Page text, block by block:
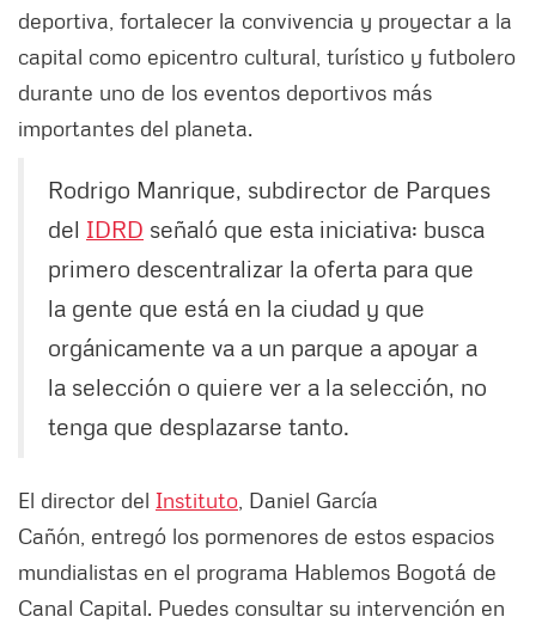
deportiva, fortalecer la convivencia y proyectar a la
capital como epicentro cultural, turístico y futbolero
durante uno de los eventos deportivos más
importantes del planeta.
Rodrigo Manrique, subdirector de Parques
del IDRD señaló que esta iniciativa: busca
primero descentralizar la oferta para que
la gente que está en la ciudad y que
orgánicamente va a un parque a apoyar a
la selección o quiere ver a la selección, no
tenga que desplazarse tanto.
El director del Instituto , Daniel García
Cañón, entregó los pormenores de estos espacios
mundialistas en el programa Hablemos Bogotá de
Canal Capital. Puedes consultar su intervención en